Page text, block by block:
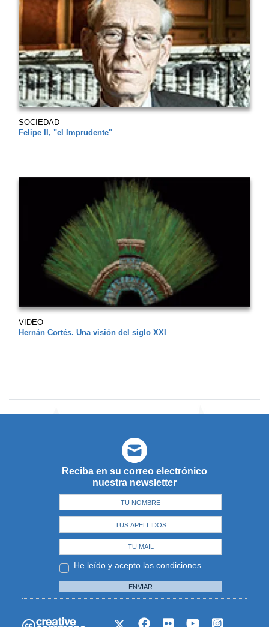
SOCIEDAD
Felipe II, "el Imprudente"
VIDEO
Hernán Cortés. Una visión del siglo XXI
Reciba en su correo electrónico
nuestra newsletter
He leído y acepto las condiciones
ENVIAR